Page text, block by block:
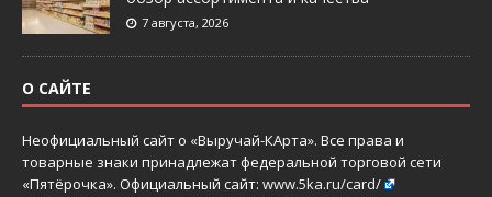
7 августа, 2026
О САЙТЕ
Неофициальный сайт о «Выручай-КАрта». Все права и
товарные знаки принадлежат федеральной торговой сети
«Пятёрочка». Официальный сайт: www.5ka.ru/card/